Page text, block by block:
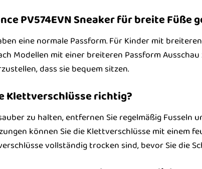
PV574EVN Sneaker für breite Füße
eine normale Passform. Für Kinder mit
Modellen mit einer breiteren Passform
dass sie bequem sitzen.
Klettverschlüsse richtig?
zu halten, entfernen Sie regelmäßig
können Sie die Klettverschlüsse mit einem
vollständig trocken sind, bevor Sie die